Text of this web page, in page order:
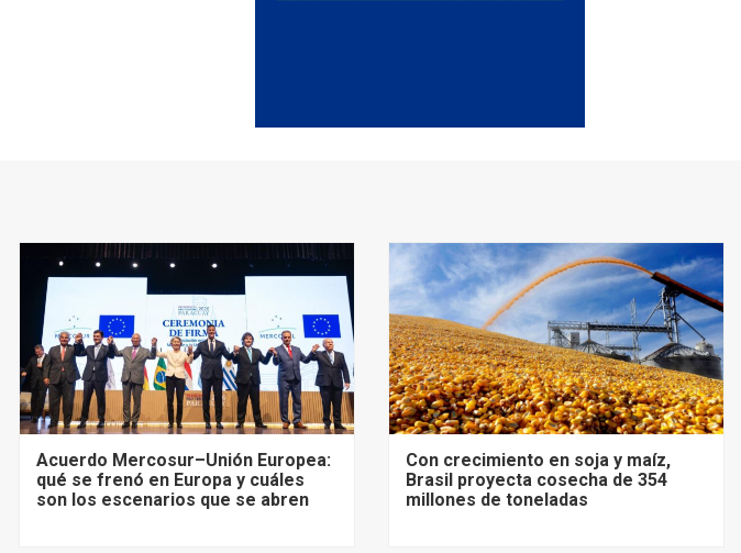
Acuerdo Mercosur–Unión Europea:
qué se frenó en Europa y cuáles
son los escenarios que se abren
Con crecimiento en soja y maíz,
Brasil proyecta cosecha de 354
millones de toneladas